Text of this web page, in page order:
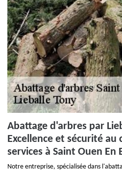
Abattage d'arbres par
Excellence et sécurité
services à Saint Ouen En
Notre entreprise, spécialisée dans